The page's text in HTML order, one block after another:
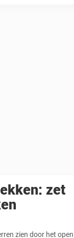
zet
zien door het open